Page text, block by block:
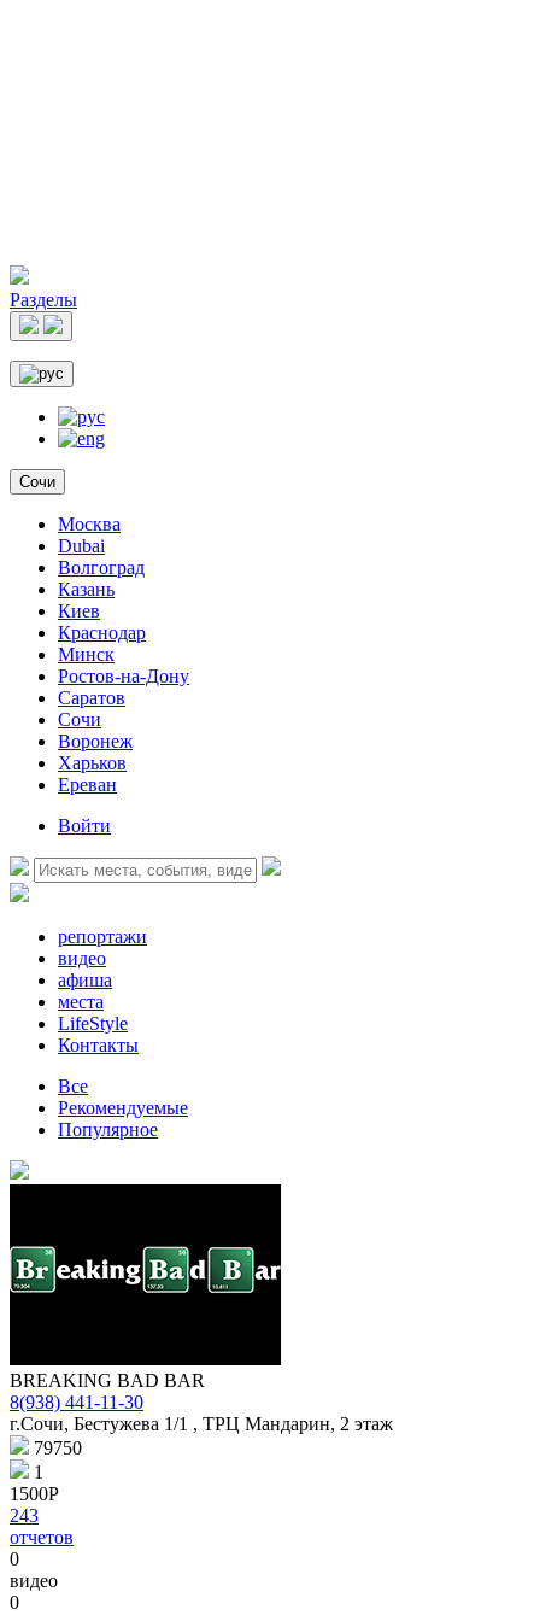
Разделы
Сочи
Москва
Dubai
Волгоград
Казань
Киев
Краснодар
Минск
Ростов-на-Дону
Саратов
Сочи
Воронеж
Харьков
Ереван
Войти
репортажи
видео
афиша
места
LifeStyle
Контакты
Все
Рекомендуемые
Популярное
BREAKING BAD BAR
8(938) 441-11-30
г.Сочи, Бестужева 1/1 , ТРЦ Мандарин, 2 этаж
79750
1
1500Р
243
отчетов
0
видео
0